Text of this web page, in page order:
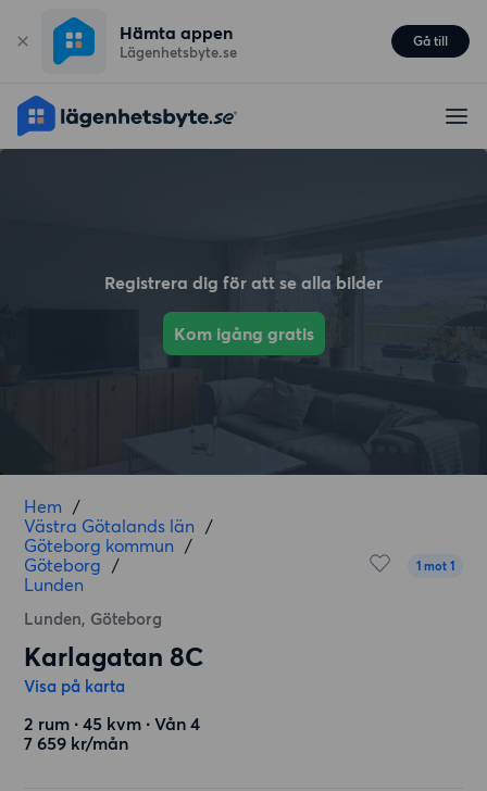
Hämta appen
Lägenhetsbyte.se
Gå till
Registrera dig för att se alla bilder
Kom igång gratis
Hem /
Västra Götalands län /
Göteborg kommun /
Göteborg /
Lunden
Lunden, Göteborg
1 mot 1
Karlagatan 8C
Visa på karta
2 rum ∙ 45 kvm ∙ Vån 4
7 659 kr/mån